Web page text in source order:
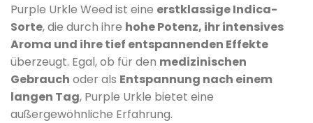
Purple Urkle Weed ist eine erstklassige Indica-
Sorte, die durch ihre hohe Potenz, ihr intensives
Aroma und ihre tief entspannenden Effekte
überzeugt. Egal, ob für den medizinischen
Gebrauch oder als Entspannung nach einem
langen Tag, Purple Urkle bietet eine
außergewöhnliche Erfahrung.